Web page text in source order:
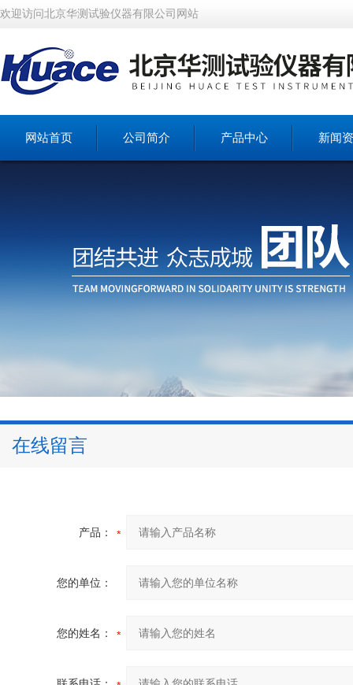
欢迎访问北京华测试验仪器有限公司网站
网站首页 公司简介 产品中心 新闻
在线留言
产品：
您的单位：
您的姓名：